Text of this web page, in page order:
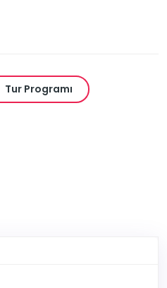
Tur Programı